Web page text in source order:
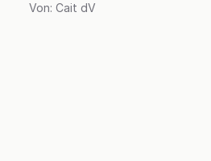
Von: Cait dV